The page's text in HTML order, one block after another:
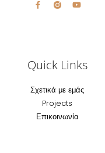
Quick Links
Σχετικά με εμάς
Projects
Επικοινωνία